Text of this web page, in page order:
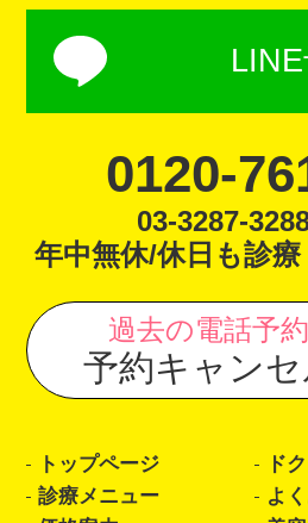
0120-
03-3287-
年中無休/休日も診
過去の電話予
予約キャン
トップページ
ド
診療メニュー
よ